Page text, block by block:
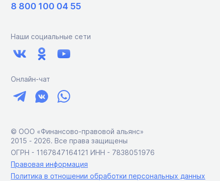
8 800 100 04 55
Наши социальные сети
Онлайн-чат
© ООО «Финансово-правовой альянс»
2015 ‑ 2026. Все права защищены
ОГРН - 1167847164121 ИНН - 7838051976
Правовая информация
Политика в отношении обработки персональных данных